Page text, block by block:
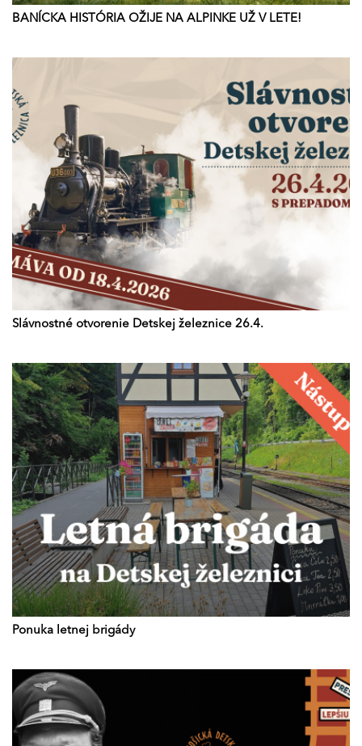
BANÍCKA HISTÓRIA OŽIJE NA ALPINKE UŽ V LETE!
Slávnostné otvorenie Detskej železnice 26.4.
Ponuka letnej brigády